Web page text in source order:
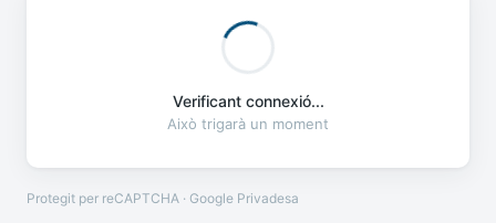
Verificant connexió...
Això trigarà un moment
Protegit per reCAPTCHA · Google Privadesa